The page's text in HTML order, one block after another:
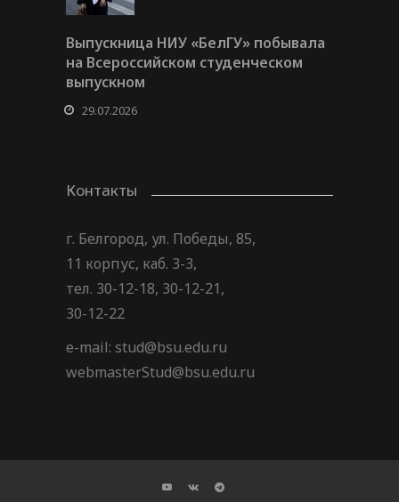
Выпускница НИУ «БелГУ» побывала
на Всероссийском студенческом
выпускном
29.07.2026
Контакты
г. Белгород, ул. Победы, 85,
11 корпус, каб. 3-3,
тел. 30-12-18, 30-12-21,
30-12-22
e-mail: stud@bsu.edu.ru
webmasterStud@bsu.edu.ru